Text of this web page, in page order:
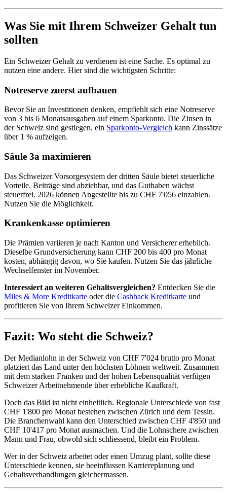
Was Sie mit Ihrem Schweizer Gehalt tun
sollten
Ein Schweizer Gehalt zu verdienen ist eine Sache. Es optimal zu
nutzen eine andere. Hier sind die wichtigsten Schritte:
Notreserve zuerst aufbauen
Bevor Sie an Investitionen denken, empfiehlt sich eine Notreserve
von 3 bis 6 Monatsausgaben auf einem Sparkonto. Die Zinsen in
der Schweiz sind gestiegen, ein Sparkonto-Vergleich kann Zinssätze
über 1 % aufzeigen.
Säule 3a maximieren
Das Schweizer Vorsorgesystem der dritten Säule bietet steuerliche
Vorteile. Beiträge sind abziehbar, und das Guthaben wächst
steuerfrei. 2026 können Angestellte bis zu CHF 7'056 einzahlen.
Nutzen Sie die Möglichkeit.
Krankenkasse optimieren
Die Prämien variieren je nach Kanton und Versicherer erheblich.
Dieselbe Grundversicherung kann CHF 200 bis 400 pro Monat
kosten, abhängig davon, wo Sie kaufen. Nutzen Sie das jährliche
Wechselfenster im November.
Interessiert an weiteren Gehaltsvergleichen? Entdecken Sie die
Miles & More Kreditkarte oder die Cashback Kreditkarte und
profitieren Sie von Ihrem Schweizer Einkommen.
Fazit: Wo steht die Schweiz?
Der Medianlohn in der Schweiz von CHF 7'024 brutto pro Monat
platziert das Land unter den höchsten Löhnen weltweit. Zusammen
mit dem starken Franken und der hohen Lebensqualität verfügen
Schweizer Arbeitnehmende über erhebliche Kaufkraft.
Doch das Bild ist nicht einheitlich. Regionale Unterschiede von fast
CHF 1'800 pro Monat bestehen zwischen Zürich und dem Tessin.
Die Branchenwahl kann den Unterschied zwischen CHF 4'850 und
CHF 10'417 pro Monat ausmachen. Und die Lohnschere zwischen
Mann und Frau, obwohl sich schliessend, bleibt ein Problem.
Wer in der Schweiz arbeitet oder einen Umzug plant, sollte diese
Unterschiede kennen, sie beeinflussen Karriereplanung und
Gehaltsverhandlungen gleichermassen.